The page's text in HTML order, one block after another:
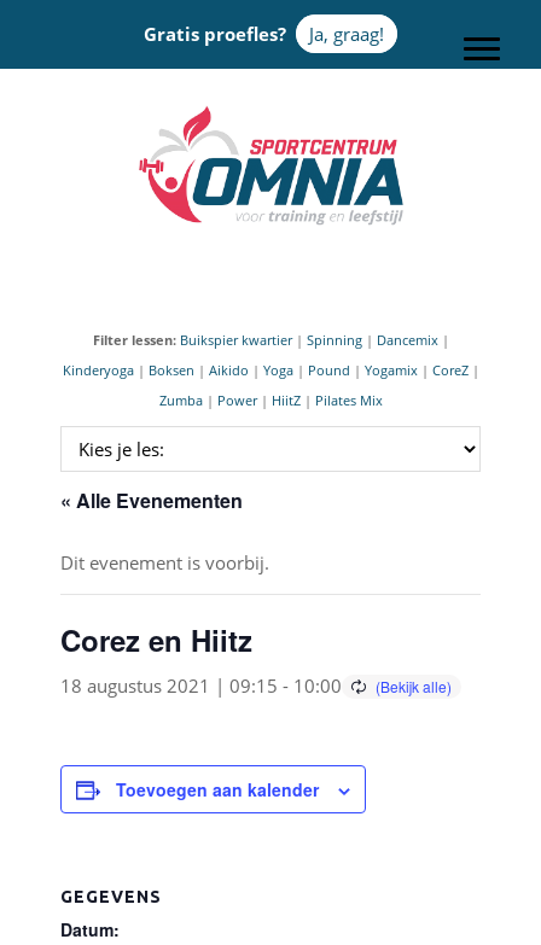
Gratis proefles? Ja, graag!
Filter lessen: Buikspier kwartier| Spinning| Dancemix|
Kinderyoga| Boksen | Aikido | Yoga| Pound | Yogamix| CoreZ|
Zumba| Power| HiitZ| Pilates Mix
« Alle Evenementen
Dit evenement is voorbij.
Corez en Hiitz
18 augustus 2021 | 09:15 - 10:00
Toevoegen aan kalender
GEGEVENS
Datum: